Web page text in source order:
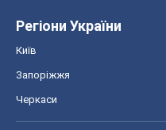
Регіони України
Київ
Запоріжжя
Черкаси